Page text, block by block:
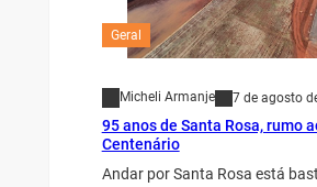
Geral
Micheli Armanje 7 de agosto
95 anos de Santa Rosa, rumo
Centenário
Andar por Santa Rosa está